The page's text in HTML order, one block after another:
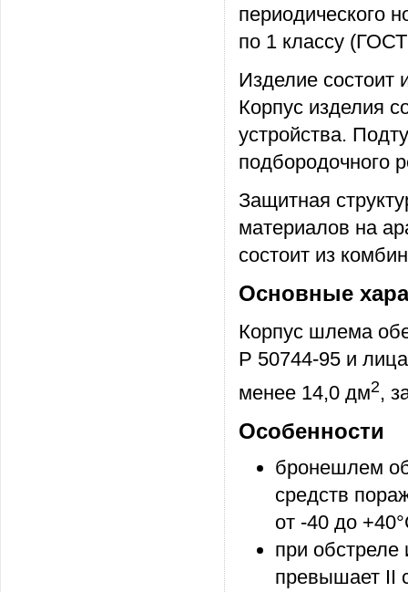
периодического
по 1 классу
Изделие состоит
Корпус изделия
устройства.
подбородочного
Защитная
материалов на
состоит из
Основные
Корпус шлема
Р 50744-95 и
менее 14,0 дм2,
Особенности
бронешлем
средств
от -40 до
при обстреле
превышает II